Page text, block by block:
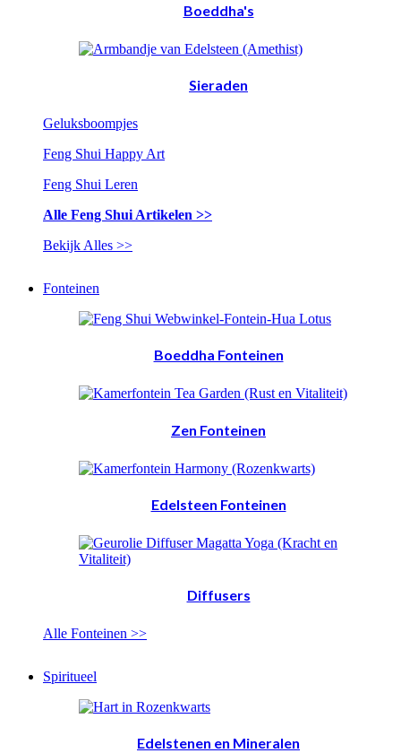
Boeddha's
Sieraden
Geluksboompjes
Feng Shui Happy Art
Feng Shui Leren
Alle Feng Shui Artikelen >>
Bekijk Alles >>
Fonteinen
Boeddha Fonteinen
Zen Fonteinen
Edelsteen Fonteinen
Diffusers
Alle Fonteinen >>
Spiritueel
Edelstenen en Mineralen